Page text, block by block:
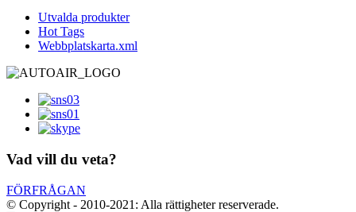
Utvalda produkter
Hot Tags
Webbplatskarta.xml
Vad vill du veta?
FÖRFRÅGAN
© Copyright - 2010-2021: Alla rättigheter reserverade.